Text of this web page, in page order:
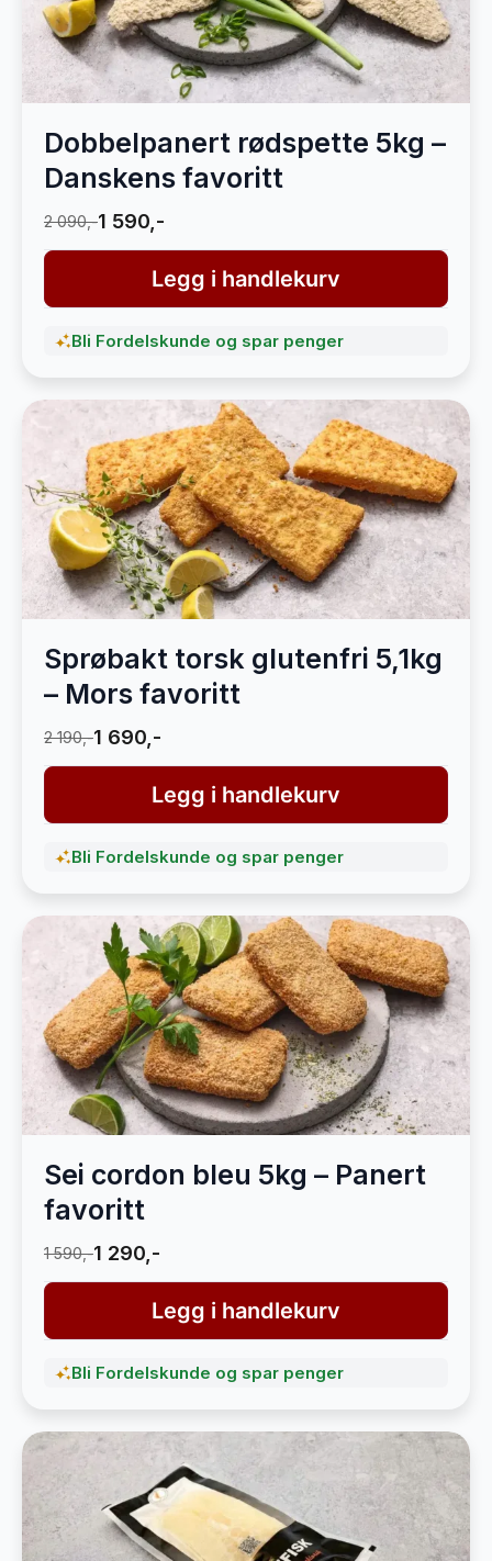
Dobbelpanert rødspette 5kg –
Danskens favoritt
2 090,-1 590,-
Legg i handlekurv
Bli Fordelskunde og spar penger
Sprøbakt torsk glutenfri 5,1kg
– Mors favoritt
2 190,-1 690,-
Legg i handlekurv
Bli Fordelskunde og spar penger
Sei cordon bleu 5kg – Panert
favoritt
1 590,-1 290,-
Legg i handlekurv
Bli Fordelskunde og spar penger